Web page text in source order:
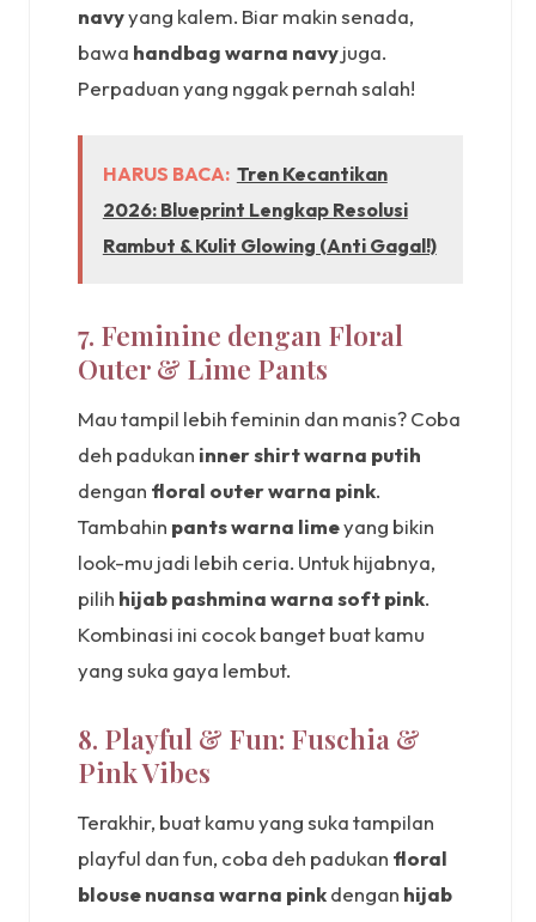
navyyang kalem. Biar makin senada,
bawa handbag warna navyjuga.
Perpaduan yang nggak pernah salah!
HARUS BACA: Tren Kecantikan
2026: Blueprint Lengkap Resolusi
Rambut & Kulit Glowing (Anti Gagal!)
7. Feminine dengan Floral
Outer & Lime Pants
Mau tampil lebih feminin dan manis? Coba
deh padukan inner shirt warna putih
dengan floral outer warna pink.
Tambahin pants warna limeyang bikin
look-mu jadi lebih ceria. Untuk hijabnya,
pilih hijab pashmina warna soft pink.
Kombinasi ini cocok banget buat kamu
yang suka gaya lembut.
8. Playful & Fun: Fuschia &
Pink Vibes
Terakhir, buat kamu yang suka tampilan
playful dan fun, coba deh padukan floral
blouse nuansa warna pinkdengan hijab